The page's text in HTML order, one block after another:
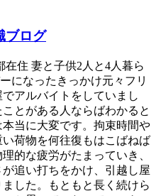
ブログ
住 妻と子供2人と4人暮ら
になったきっかけ元々フリ
アルバイトをしていまし
とがある人ならばわかると
当に大変です。拘束時間や
荷物を何往復もはこばねば
的な疲労がたまっていき、
追い打ちをかけ、引越し屋
した。もともと長く続けら